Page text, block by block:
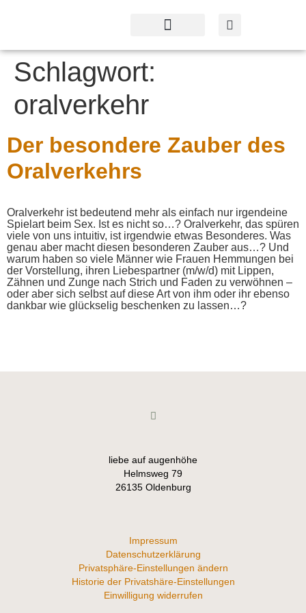
Schlagwort:
oralverkehr
Der besondere Zauber des
Oralverkehrs
Oralverkehr ist bedeutend mehr als einfach nur irgendeine
Spielart beim Sex. Ist es nicht so…? Oralverkehr, das spüren
viele von uns intuitiv, ist irgendwie etwas Besonderes. Was
genau aber macht diesen besonderen Zauber aus…? Und
warum haben so viele Männer wie Frauen Hemmungen bei
der Vorstellung, ihren Liebespartner (m/w/d) mit Lippen,
Zähnen und Zunge nach Strich und Faden zu verwöhnen –
oder aber sich selbst auf diese Art von ihm oder ihr ebenso
dankbar wie glückselig beschenken zu lassen…?
liebe auf augenhöhe
Helmsweg 79
26135 Oldenburg
Impressum
Datenschutzerklärung
Privatsphäre-Einstellungen ändern
Historie der Privatshäre-Einstellungen
Einwilligung widerrufen